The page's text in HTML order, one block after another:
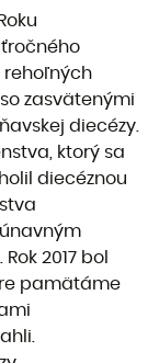
rehoľných
zasvätenými
diecézy.
ktorý sa
diecéznou
2017 bol
pamätáme